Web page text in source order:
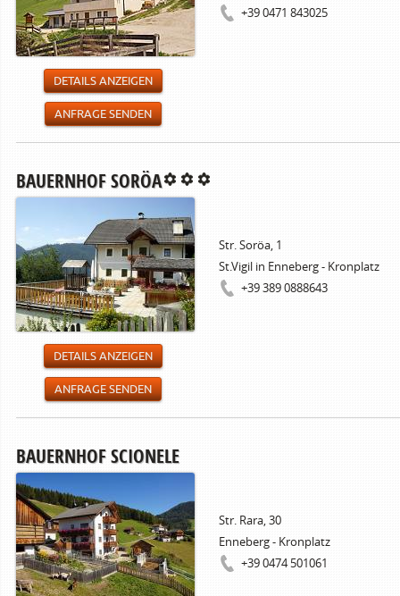
+39 0471 843025
DETAILS ANZEIGEN
ANFRAGE SENDEN
BAUERNHOF SORÖA
Str. Soröa, 1
St.Vigil in Enneberg - Kronplatz
+39 389 0888643
DETAILS ANZEIGEN
ANFRAGE SENDEN
BAUERNHOF SCIONELE
Str. Rara, 30
Enneberg - Kronplatz
+39 0474 501061